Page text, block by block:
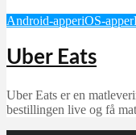
Android-apperiOS-apper
Uber Eats
Uber Eats er en
bestillingen live og få